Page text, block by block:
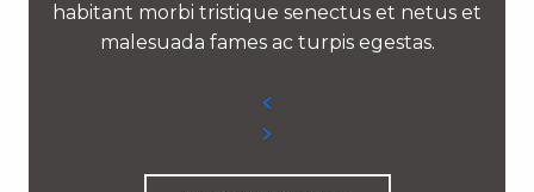
habitant morbi tristique senectus et netus et
malesuada fames ac turpis egestas.